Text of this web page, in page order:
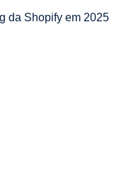
da Shopify em 2025